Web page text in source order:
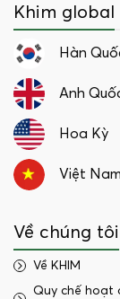
Khim global
Hàn
Anh
Hoa Kỳ
Việt Nam
Về chúng tôi
Về KHIM
Quy chế hoạt